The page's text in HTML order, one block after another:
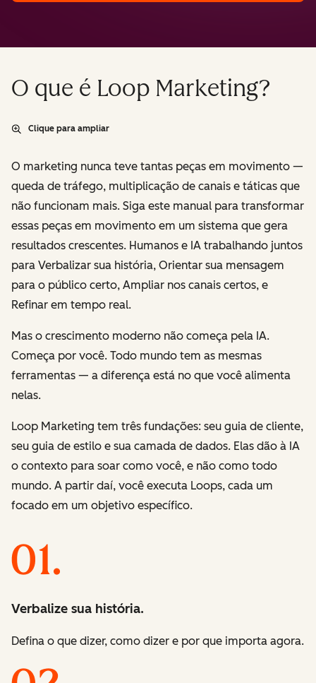
O que é Loop Marketing?
Clique para ampliar
O marketing nunca teve tantas peças em movimento —
queda de tráfego, multiplicação de canais e táticas que
não funcionam mais. Siga este manual para transformar
essas peças em movimento em um sistema que gera
resultados crescentes. Humanos e IA trabalhando juntos
para Verbalizar sua história, Orientar sua mensagem
para o público certo, Ampliar nos canais certos, e
Refinar em tempo real.
Mas o crescimento moderno não começa pela IA.
Começa por você. Todo mundo tem as mesmas
ferramentas — a diferença está no que você alimenta
nelas.
Loop Marketing tem três fundações: seu guia de cliente,
seu guia de estilo e sua camada de dados. Elas dão à IA
o contexto para soar como você, e não como todo
mundo. A partir daí, você executa Loops, cada um
focado em um objetivo específico.
Verbalize sua história.
Defina o que dizer, como dizer e por que importa agora.